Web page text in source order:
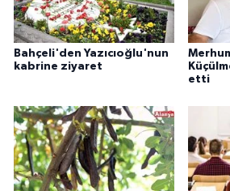
Bahçeli'den Yazıcıoğlu'nun
kabrine ziyaret
etti